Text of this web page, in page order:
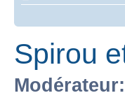
Spirou
Modérateur: